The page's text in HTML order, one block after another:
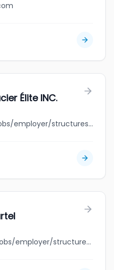
Élite INC.
jobbank.gc.ca/browsejobs/employer/structures+d%27acier+%C3%A9lite+inc./ca
jobbank.gc.ca/browsejobs/employer/structures+martel/ca